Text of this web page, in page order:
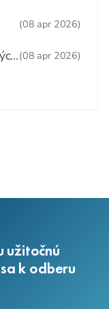
(08 apr 2026)
(08 apr 2026)
užitočnú
k odberu